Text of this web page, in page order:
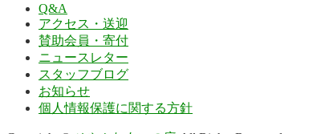
Q&A
アクセス・送迎
賛助会員・寄付
ニュースレター
スタッフブログ
お知らせ
個人情報保護に関する方針